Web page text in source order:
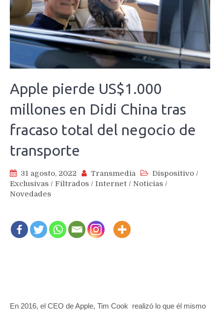
Apple pierde US$1.000
millones en Didi China tras
fracaso total del negocio de
transporte
31 agosto, 2022 Transmedia Dispositivo /
Exclusivas / Filtrados / Internet / Noticias /
Novedades
En 2016, el CEO de Apple, Tim Cook realizó lo que él mismo